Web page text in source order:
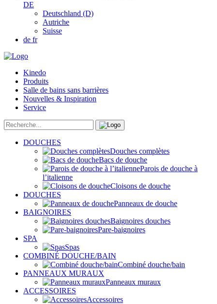
DE
Deutschland (D)
Autriche
Suisse
de fr
Kinedo
Produits
Salle de bains sans barrières
Nouvelles & Inspiration
Service
DOUCHES
Douches complètes
Bacs de douche
Parois de douche à
l’italienne
Cloisons de douche
DOUCHES
Panneaux de douche
BAIGNOIRES
Baignoires douches
Pare-baignoires
SPA
Spas
COMBINÉ DOUCHE/BAIN
Combiné douche/bain
PANNEAUX MURAUX
Panneaux muraux
ACCESSOIRES
Accessoires